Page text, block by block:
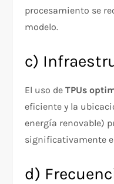
procesamiento se
modelo.
c)
El uso deTPUs
eficiente y la
energía renovable)
significativamente
d)